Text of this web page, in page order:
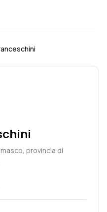
provincia di